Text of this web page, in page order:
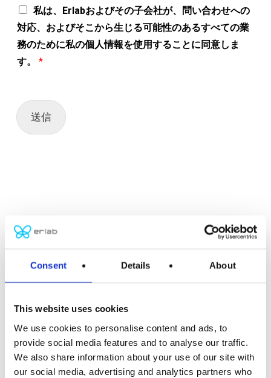
Consent Details About
This website uses cookies
We use cookies to personalise content and ads, to
provide social media features and to analyse our traffic.
We also share information about your use of our site with
our social media, advertising and analytics partners who
A
c
o
d
P
D
*
私は、Erlabおよびその子会社が、問い合わせへの
対応、およびそこから生じる可能性のあるすべての業
務のために私の個人情報を使用することに同意しま
す。 *
送信
アジア本社
No. 886, Jujin Road, German Industrial Park,
Zhangpu, Kunshan City,
Tel: +86 (0) 512 5781 4081
F: +86 (0) 512 5781 4082
erlab-sales@erlab.net